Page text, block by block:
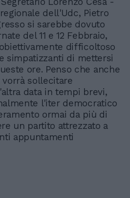
dell'Udc, Pietro
si sarebbe dovuto
del 11 e 12 Febbraio,
difficoltoso
simpatizzanti di mettersi
ore. Penso che anche
sollecitare
data in tempi brevi,
l'iter democratico
ormai da più di
un partito attrezzato a
appuntamenti